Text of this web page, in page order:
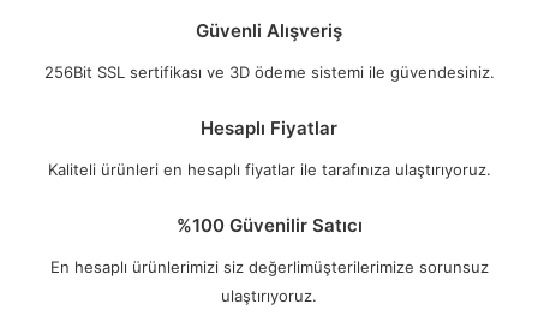
Güvenli Alışveriş
256Bit SSL sertifikası ve 3D ödeme sistemi ile güvendesiniz.
Hesaplı Fiyatlar
Kaliteli ürünleri en hesaplı fiyatlar ile tarafınıza ulaştırıyoruz.
%100 Güvenilir Satıcı
En hesaplı ürünlerimizi siz değerlimüşterilerimize sorunsuz
ulaştırıyoruz.